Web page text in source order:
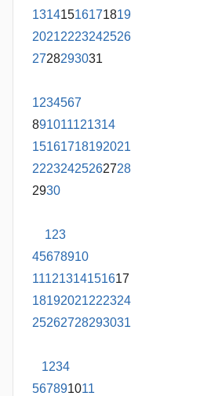
13141516171819
20212223242526
2728293031
1234567
891011121314
15161718192021
22232425262728
2930
123
45678910
11121314151617
18192021222324
25262728293031
1234
567891011